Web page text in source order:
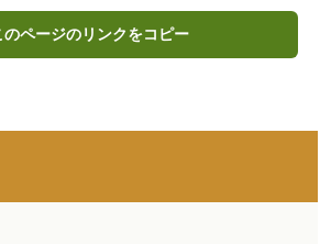
のページのリンクをコピー